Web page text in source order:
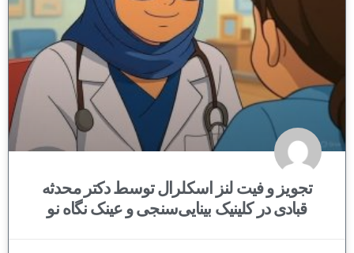
تجویز و فیت لنز اسکلرال توسط دکتر محدثه
قبادی در کلینیک بینایی‌سنجی و عینک نگاه نو